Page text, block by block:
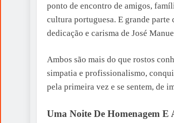
ponto de encontro de amigos,
cultura portuguesa. E grande parte
dedicação e carisma de José
Ambos são mais do que rostos
simpatia e profissionalismo,
pela primeira vez e se sentem, de
Uma Noite De Homenagem E